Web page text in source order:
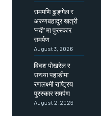
राममणि ढुङ्गेल र
अरुणबहादुर खत्री
‘नदी’ मा पुरस्कार
समर्पण
August 3, 2026
विवश पोखरेल र
सन्ध्या पहाडीमा
रणलक्ष्मी राष्ट्रिय
पुरस्कार समर्पण
August 2, 2026